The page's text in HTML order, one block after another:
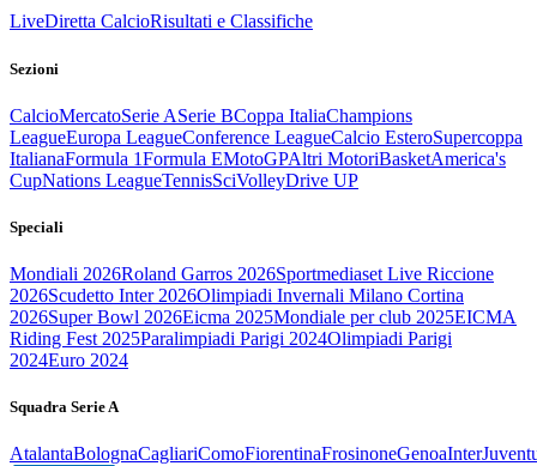
LiveDiretta CalcioRisultati e Classifiche
Sezioni
CalcioMercatoSerie ASerie BCoppa ItaliaChampions
LeagueEuropa LeagueConference LeagueCalcio EsteroSupercoppa
ItalianaFormula 1Formula EMotoGPAltri MotoriBasketAmerica's
CupNations LeagueTennisSciVolleyDrive UP
Speciali
Mondiali 2026Roland Garros 2026Sportmediaset Live Riccione
2026Scudetto Inter 2026Olimpiadi Invernali Milano Cortina
2026Super Bowl 2026Eicma 2025Mondiale per club 2025EICMA
Riding Fest 2025Paralimpiadi Parigi 2024Olimpiadi Parigi
2024Euro 2024
Squadra Serie A
AtalantaBolognaCagliariComoFiorentinaFrosinoneGenoaInter